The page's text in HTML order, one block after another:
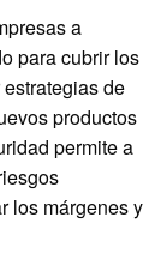
a
para cubrir los
de
productos
permite a
los márgenes y